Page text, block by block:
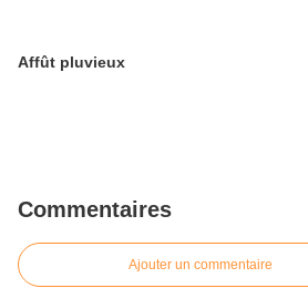
Affût pluvieux
Commentaires
Ajouter un commentaire